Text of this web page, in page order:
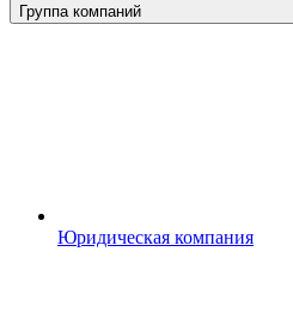
Группа компаний
Юридическая компания